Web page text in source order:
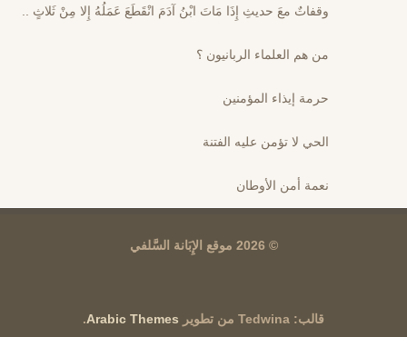
وقفاتٌ معَ حديثِ إِذَا مَاتَ ابْنُ آدَمَ انْقَطَعَ عَمَلُهُ إِلا مِنْ ثَلاثٍ ..
من هم العلماء الربانيون ؟
حرمة إيذاء المؤمنين
الحي لا تؤمن عليه الفتنة
نعمة أمن الأوطان
© 2026 موقع الإِبَانة السَّلفي
قالب: Tedwina من تطوير Arabic Themes
.